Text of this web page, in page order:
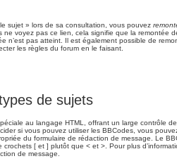
sujet » lors de sa consultation, vous pouvez
ne voyez pas ce lien, cela signifie que la remontée
n’est pas atteint. Il est également possible de
les règles du forum en le faisant.
de sujets
au langage HTML, offrant un large contrôle
si vous pouvez utiliser les BBCodes, vous
du formulaire de rédaction de message. Le
crochets [ et ] plutôt que < et >. Pour plus
de message.